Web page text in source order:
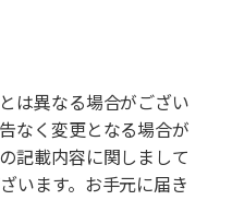
は異なる場合がござい
なく変更となる場合が
記載内容に関しまして
います。お手元に届き